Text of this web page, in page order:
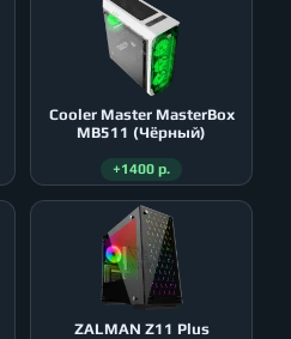
Cooler Master MasterBox
MB511 (Чёрный)
+1400 р.
ZALMAN Z11 Plus